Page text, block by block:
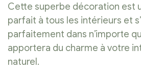
Cette superbe décoration est
parfait à tous les intérieurs et
parfaitement dans n’importe
apportera du charme à votre
naturel.